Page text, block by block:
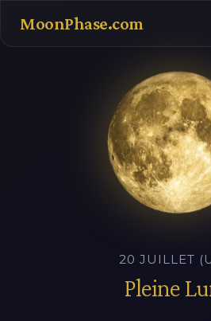
MoonPhase.com
20 JUILLET
Pleine